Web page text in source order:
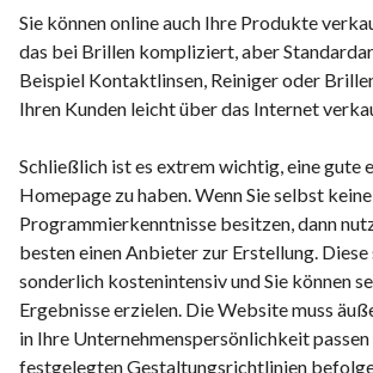
Sie können online auch Ihre Produkte
das bei Brillen kompliziert, aber
Beispiel Kontaktlinsen, Reiniger oder
Ihren Kunden leicht über das Internet
Schließlich ist es extrem wichtig, eine gute
Homepage zu haben. Wenn Sie selbst keine
Programmierkenntnisse besitzen, dann
besten einen Anbieter zur Erstellung.
sonderlich kostenintensiv und Sie können
Ergebnisse erzielen. Die Website muss
in Ihre Unternehmenspersönlichkeit
festgelegten Gestaltungsrichtlinien